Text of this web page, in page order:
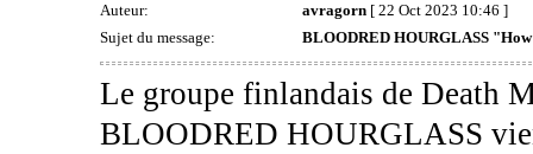
Auteur: avragorn[ 22 Oct 2023 10:46 ]
Sujet du message:
BLOODRED HOURGLASS
Le groupe finlandais de Death
BLOODRED HOURGLASS